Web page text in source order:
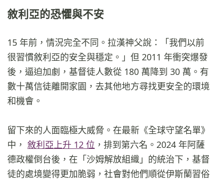
敘利亞的恐懼與不安
15 年前，情況完全不同。拉漢神父說：「我們以前
很習慣敘利亞的安全與穩定。」但 2011 年衝突爆發
後，逼迫加劇，基督徒人數從 180 萬降到 30 萬。有
數十萬信徒離開家園，去其他地方尋找更安全的環境
和機會。
留下來的人面臨極大威脅。在最新《全球守望名單》
中， 敘利亞上升 12 位 ，排到第六名。2024 年阿薩
德政權倒台後，在「沙姆解放組織」的統治下，基督
徒的處境變得更加脆弱，社會對他們順從伊斯蘭習俗